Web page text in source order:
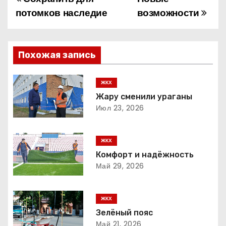
в
и
г
а
ц
и
я
п
о
возможности
потомков наследие
Похожая запись
ЖКХ
Жару сменили ураганы
Июл 23, 2026
ЖКХ
Комфорт и надёжность
Май 29, 2026
ЖКХ
Зелёный пояс
Май 21, 2026